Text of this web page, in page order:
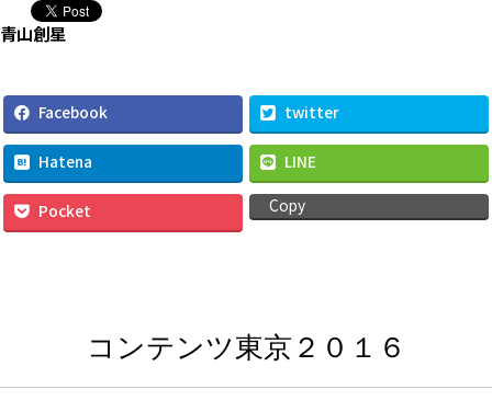
コンテンツ東京２０１６